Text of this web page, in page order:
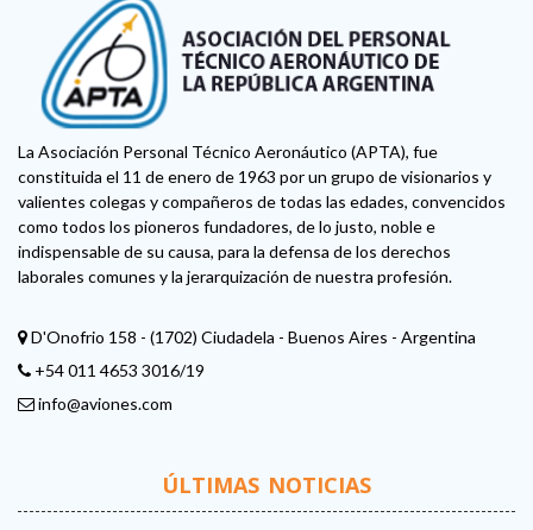
La Asociación Personal Técnico Aeronáutico (APTA), fue
constituida el 11 de enero de 1963 por un grupo de visionarios y
valientes colegas y compañeros de todas las edades, convencidos
como todos los pioneros fundadores, de lo justo, noble e
indispensable de su causa, para la defensa de los derechos
laborales comunes y la jerarquización de nuestra profesión.
D'Onofrio 158 - (1702) Ciudadela - Buenos Aires - Argentina
+54 011 4653 3016/19
info@aviones.com
ÚLTIMAS NOTICIAS